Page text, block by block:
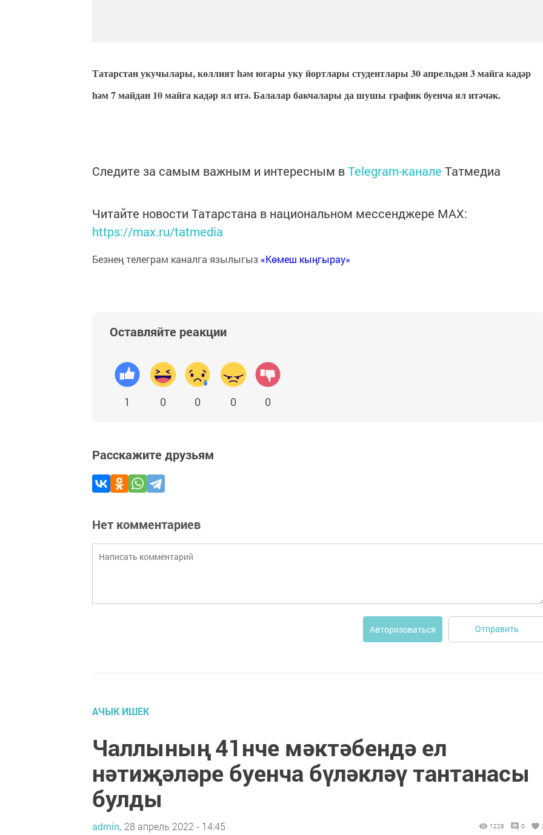
Татарстан укучылары, көллият һәм югары уку йортлары студентлары 30 апрельдән 3 майга кадәр
һәм 7 майдан 10 майга кадәр ял итә. Балалар бакчалары да шушы график буенча ял итәчәк.
Следите за самым важным и интересным вTelegram-канале Татмедиа
Читайте новости Татарстана в национальном мессенджере MАХ:
https://max.ru/tatmedia
Безнең телеграм каналга язылыгыз «Көмеш кыңгырау»
Оставляйте реакции
1 0 0 0 0
Расскажите друзьям
Нет комментариев
Авторизоваться Отправить
АЧЫК ИШЕК
Чаллының 41нче мәктәбендә ел
нәтиҗәләре буенча бүләкләү тантанасы
булды
admin, 28 апрель 2022 - 14:45 1228 0